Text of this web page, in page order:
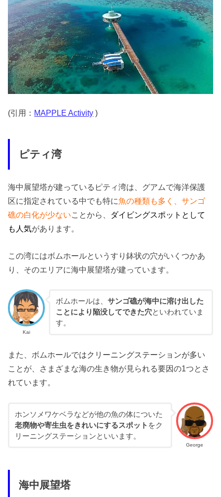
(引用： MAPPLE Activity )
ピティ湾
海中展望塔が建っているピティ湾は、グアムで海洋保護
区に指定されている中でも特に魚の種類も多く、サンゴ
礁の白化が少ないことから、 ダイビングスポットとして
も人気があります。
この湾にはボムホールというすり鉢状の穴がいくつかあ
り、そのエリアに海中展望塔が建っています。
Kai
ボムホールは、 サンゴ礁が海中に溶け出した
ことにより陥没してできた穴といわれていま
す。
また、ボムホールではクリーニングステーションが多い
ことが、さまざまな海の生き物が見られる要因の1つとさ
れています。
George
ホンソメワケベラなどが他の魚の体についた
老廃物や寄生虫をきれいにするスポット をク
リーニングステーションといいます。
海中展望塔